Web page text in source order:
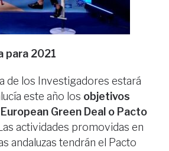
para 2021
de los Investigadores estará
este año los objetivos
Green Deal o Pacto
actividades promovidas en
andaluzas tendrán el Pacto